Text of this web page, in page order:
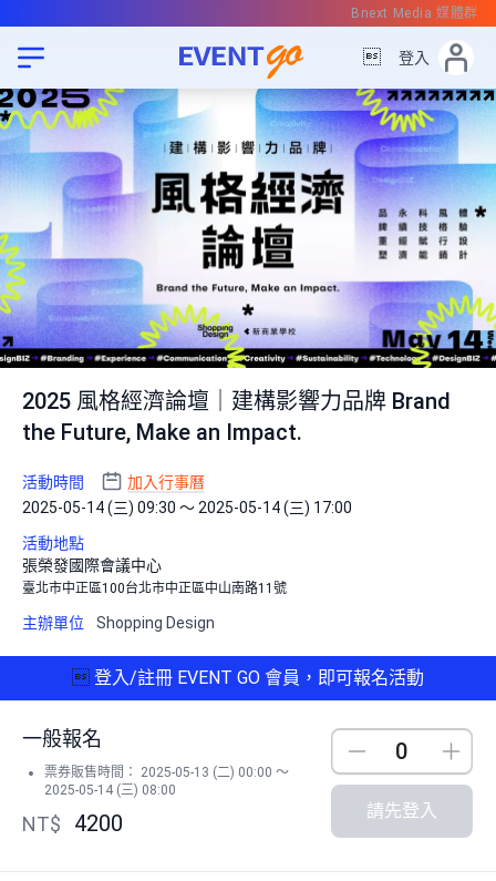
Bnext Media 媒體群
 登入
2025 風格經濟論壇｜建構影響力品牌 Brand
the Future, Make an Impact.
活動時間
加入行事曆
2025-05-14 (三) 09:30 ～ 2025-05-14 (三) 17:00
活動地點
張榮發國際會議中心
臺北市中正區100台北市中正區中山南路11號
主辦單位 Shopping Design
 登入/註冊 EVENT GO 會員，即可報名活動
一般報名
票券販售時間： 2025-05-13 (二) 00:00 ～
2025-05-14 (三) 08:00
NT$ 4200
Down
請先登入